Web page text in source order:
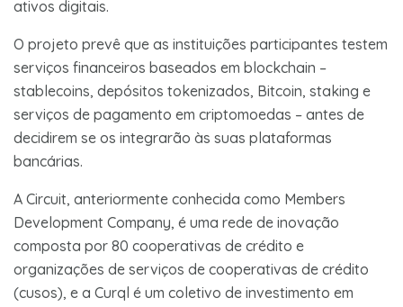
ativos digitais.
O projeto prevê que as instituições participantes testem
serviços financeiros baseados em blockchain –
stablecoins, depósitos tokenizados, Bitcoin, staking e
serviços de pagamento em criptomoedas – antes de
decidirem se os integrarão às suas plataformas
bancárias.
A Circuit, anteriormente conhecida como Members
Development Company, é uma rede de inovação
composta por 80 cooperativas de crédito e
organizações de serviços de cooperativas de crédito
(cusos), e a Curql é um coletivo de investimento em